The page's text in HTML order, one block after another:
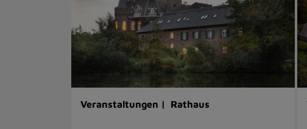
Veranstaltungen | Rathaus